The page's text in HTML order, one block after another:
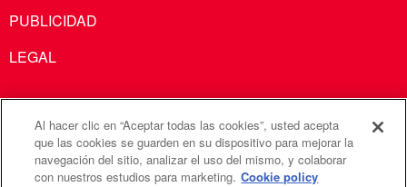
PUBLICIDAD
LEGAL
Comunicaciones Metodistas Unidas es una agencia de la
Iglesia Metodista Unida
Al hacer clic en “Aceptar todas las cookies”, usted acepta
que las cookies se guarden en su dispositivo para mejorar la
navegación del sitio, analizar el uso del mismo, y colaborar
con nuestros estudios para marketing. Cookie policy